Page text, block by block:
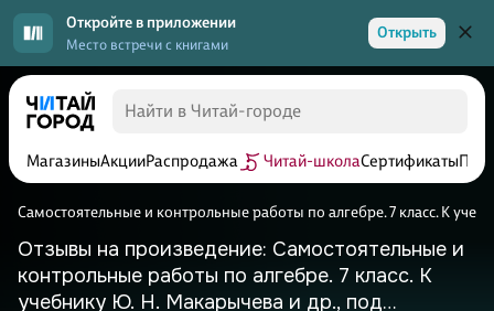
Откройте в приложении
Место встречи с книгами
Открыть
МагазиныАкцииРаспродажа Читай-школаСертификаты
Самостоятельные и контрольные работы по алгебре. 7 класс. К
Отзывы на произведение: Самостоятельные и
контрольные работы по алгебре. 7 класс. К
учебнику Ю. Н. Макарычева и др., под